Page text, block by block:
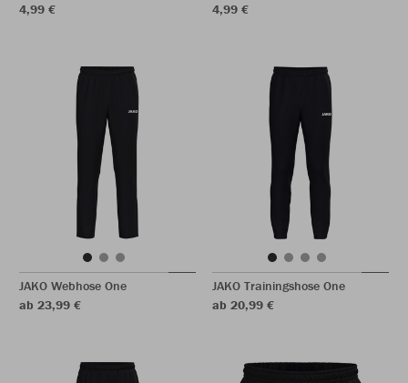
4,99 €
4,99 €
JAKO Webhose One
ab 23,99 €
JAKO Trainingshose One
ab 20,99 €